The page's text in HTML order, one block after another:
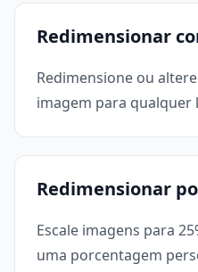
Redimensionar
Redimensione ou
imagem para qualquer
Redimensionar
Escale imagens para
uma porcentagem